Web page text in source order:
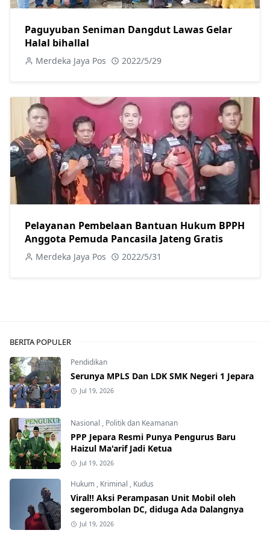
Paguyuban Seniman Dangdut Lawas Gelar
Halal bihallal
Merdeka Jaya Pos 2022/5/29
Pelayanan Pembelaan Bantuan Hukum BPPH
Anggota Pemuda Pancasila Jateng Gratis
Merdeka Jaya Pos 2022/5/31
BERITA POPULER
Pendidikan
Serunya MPLS Dan LDK SMK Negeri 1 Jepara
Jul 19, 2026
Nasional , Politik dan Keamanan
PPP Jepara Resmi Punya Pengurus Baru
Haizul Ma'arif Jadi Ketua
Jul 19, 2026
Hukum , Kriminal , Kudus
Viral!! Aksi Perampasan Unit Mobil oleh
segerombolan DC, diduga Ada Dalangnya
Jul 19, 2026